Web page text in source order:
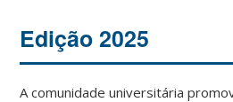
Edição 2025
A comunidade universitária